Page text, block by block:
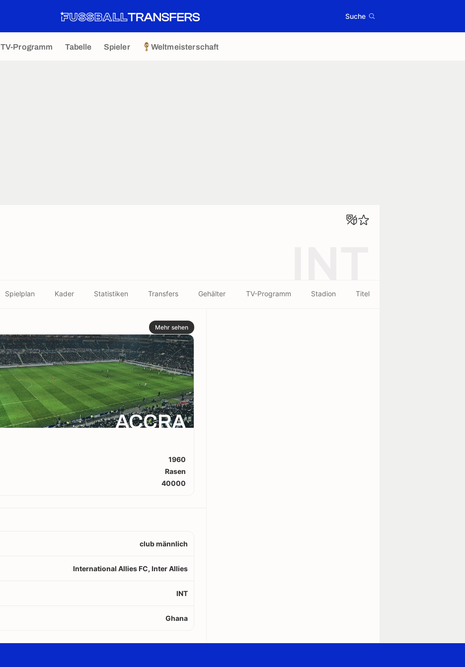
Suche
TV-Programm Tabelle Spieler Weltmeisterschaft
Spielplan Kader Statistiken Transfers Gehälter TV-Programm Stadion Titel
Mehr sehen
ACCRA
1960
Rasen
40000
club männlich
International Allies FC, Inter Allies
INT
Ghana